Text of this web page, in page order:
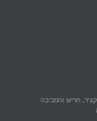
חריש והסביבה